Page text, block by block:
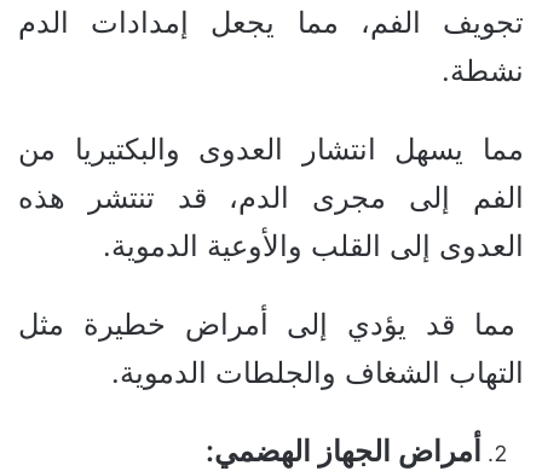
تجويف الفم، مما يجعل إمدادات الدم
نشطة.
مما يسهل انتشار العدوى والبكتيريا من
الفم إلى مجرى الدم، قد تنتشر هذه
العدوى إلى القلب والأوعية الدموية.
مما قد يؤدي إلى أمراض خطيرة مثل
التهاب الشغاف والجلطات الدموية.
أمراض الجهاز الهضمي: